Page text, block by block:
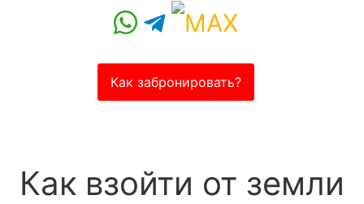
Как забронировать?
Как взойти от земли